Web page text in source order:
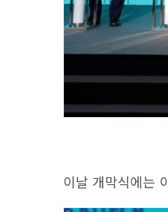
이날 개막식에는